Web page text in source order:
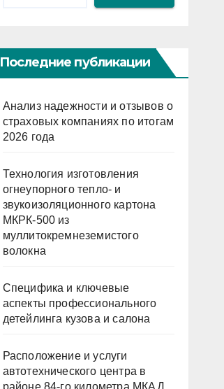
Последние публикации
Анализ надежности и отзывов о
страховых компаниях по итогам
2026 года
Технология изготовления
огнеупорного тепло- и
звукоизоляционного картона
МКРК-500 из
муллитокремнеземистого
волокна
Специфика и ключевые
аспекты профессионального
детейлинга кузова и салона
Расположение и услуги
автотехнического центра в
районе 84-го километра МКАД